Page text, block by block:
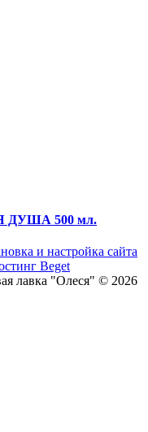
500 мл.
и настройка сайта
Beget
лавка "Олеся" © 2026